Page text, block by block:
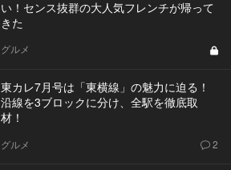
い！センス抜群の大人気フレンチが帰って
きた
グルメ
東カレ7月号は「東横線」の魅力に迫る！
沿線を3ブロックに分け、全駅を徹底取
材！
グルメ 2